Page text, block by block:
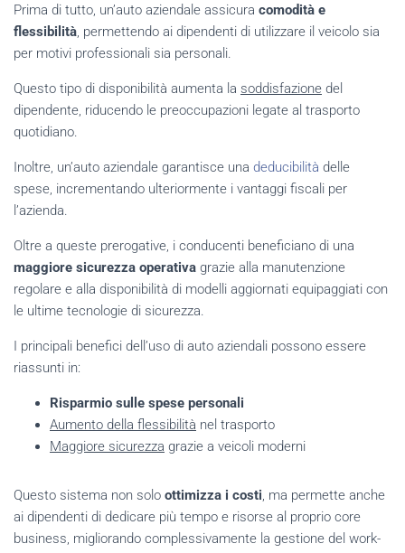
Prima di tutto, un’auto aziendale assicura comodità e
flessibilità, permettendo ai dipendenti di utilizzare il veicolo sia
per motivi professionali sia personali.
Questo tipo di disponibilità aumenta la soddisfazione del
dipendente, riducendo le preoccupazioni legate al trasporto
quotidiano.
Inoltre, un’auto aziendale garantisce una deducibilità delle
spese, incrementando ulteriormente i vantaggi fiscali per
l’azienda.
Oltre a queste prerogative, i conducenti beneficiano di una
maggiore sicurezza operativa grazie alla manutenzione
regolare e alla disponibilità di modelli aggiornati equipaggiati con
le ultime tecnologie di sicurezza.
I principali benefici dell’uso di auto aziendali possono essere
riassunti in:
Risparmio sulle spese personali
Aumento della flessibilità nel trasporto
Maggiore sicurezza grazie a veicoli moderni
Questo sistema non solo ottimizza i costi, ma permette anche
ai dipendenti di dedicare più tempo e risorse al proprio core
business, migliorando complessivamente la gestione del work-